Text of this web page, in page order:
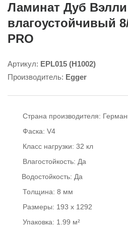
Ламинат Дуб
влагоустойчивый
PRO
Артикул: EPL015 (H1002)
Производитель: Egger
Страна производителя:
Фаска: V4
Класс нагрузки: 32 кл
Влагостойкость: Да
Водостойкость: Да
Толщина: 8 мм
Размеры: 193 x 1292
Упаковка: 1.99 м²